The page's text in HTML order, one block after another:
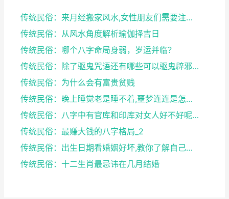
传统民俗：来月经搬家风水,女性朋友们需要注意了
传统民俗：从风水角度解析瑜伽择吉日
传统民俗：哪个八字命局身弱，岁运并临？
传统民俗：除了驱鬼咒语还有哪些可以驱鬼辟邪的方法？...
传统民俗：为什么会有富贵贫贱
传统民俗：晚上睡觉老是睡不着,噩梦连连是怎么回事
传统民俗：八字中有官库和印库对女人好不好呢？赶快收...
传统民俗：最赚大钱的八字格局_2
传统民俗：出生日期看婚姻好坏,教你了解自己未来的婚...
传统民俗：十二生肖最忌讳在几月结婚